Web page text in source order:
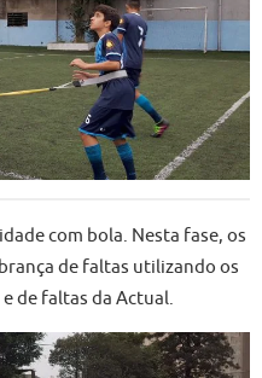
com bola. Nesta fase, os
de faltas utilizando os
de faltas da Actual.